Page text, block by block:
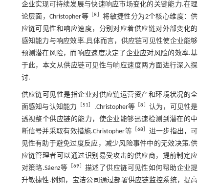
企业实现可持续发展与快速响应市场变化的关键能力.在理
论层面，Christopher等 ［8 ］将敏捷性分为2个核心维度：供
应链可见性和响应速度，分别对应着供应链对外部变化的
感知能力与响应效率.具体而言，供应链可见性使企业能够
预测潜在风险，而响应速度决定了企业应对风险的效率.基
于此，本文从供应链可见性与响应速度两方面进行深入探
讨.
供应链可见性是指企业对供应链运营资产和环境状况的全
面感知与认知能力
51 .Christopher等 ［8
认为，可见性是
透视整个供应链的能力，使企业能够迅速检测到潜在的中
断信号并采取有效措施.Christopher等［68
进一步指出，可
见性有助于避免过度反应，减少风险事件中的无效决策.供
应链管理者可以通过识别易受攻击的供应商，提前制定应
对策略.Sáenz等 ［69 ］描述了供应链可见性如何帮助企业提
升敏捷性.例如，宝洁公司通过部署供应链监控系统，提高